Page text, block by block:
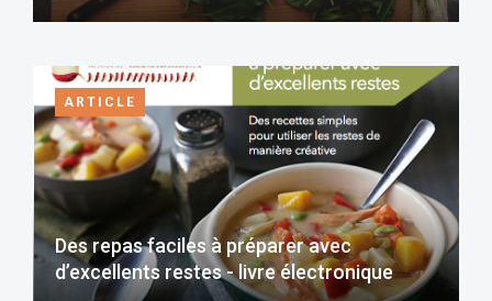
ARTICLE
Des repas faciles à préparer avec
d’excellents restes - livre électronique